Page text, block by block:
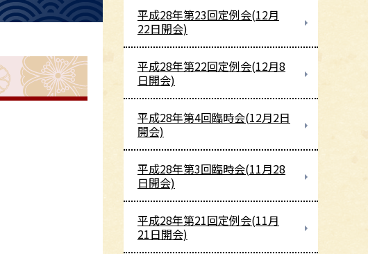
平成28年第23回定例会(12月
22日開会)
平成28年第22回定例会(12月8
日開会)
平成28年第4回臨時会(12月2日
開会)
平成28年第3回臨時会(11月28
日開会)
平成28年第21回定例会(11月
21日開会)